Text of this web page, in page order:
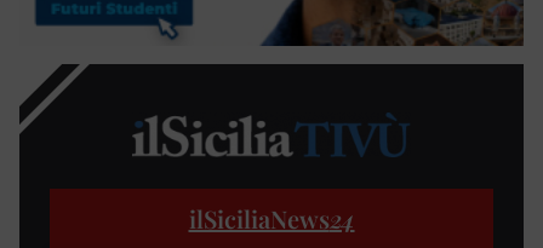
ilSiciliaNews24